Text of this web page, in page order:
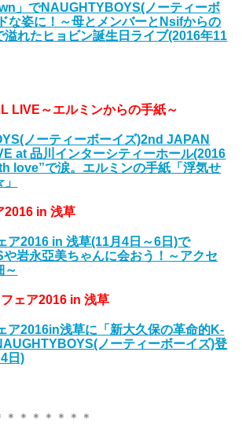
」でNAUGHTYBOYS(ノーティーボ
な姿に！～母とメンバーとNsifからの
溢れたヒョビン誕生日ライブ(2016年11
LIVE～エルミンからの手紙～
ノーティーボーイズ)2nd JAPAN
at 品川インターシティーホール(2016
love”で涙。エルミンの手紙「浮気せ
2016 in 浅草
ア2016 in 浅草(11月4日～6日)で
岩永亞美ちゃんに会おう！～アクセ
～
ェア2016 in 浅草
ア2016in浅草に「新大久保の革命的K-
ノーティーボーイズ)登
日)
＊＊＊＊＊＊＊